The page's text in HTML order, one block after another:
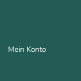
Mein Konto